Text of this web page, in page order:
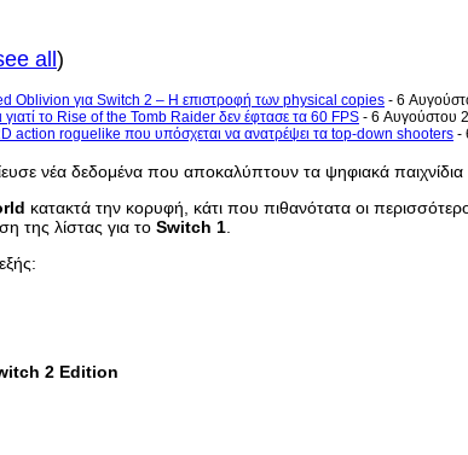
all)
Oblivion για Switch 2 – Η επιστροφή των physical copies - 6
το Rise of the Tomb Raider δεν έφτασε τα 60 FPS - 6 Αυγούστου
action roguelike που υπόσχεται να ανατρέψει τα top-down shooters -
νέα δεδομένα που αποκαλύπτουν τα ψηφιακά
κατακτά την κορυφή, κάτι που πιθανότατα οι
της λίστας για το Switch 1
2 Edition